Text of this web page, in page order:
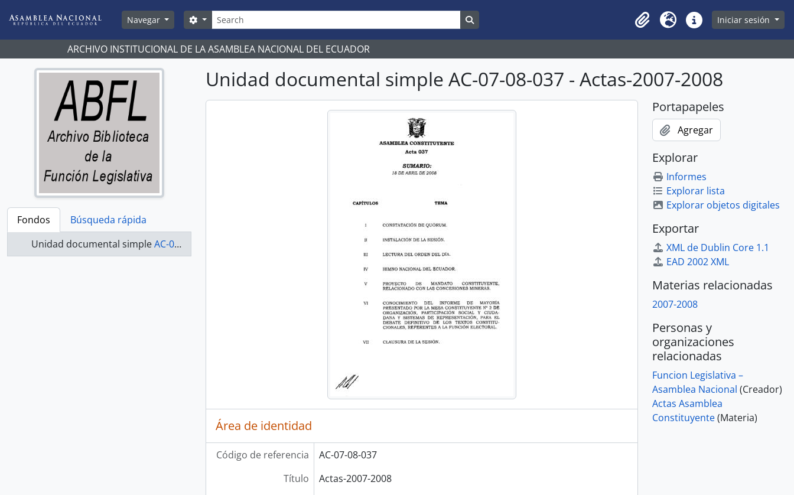
Navegar
Búsqueda
Search options
Clipboard
Idioma Enlaces rápidos
Iniciar sesión
ARCHIVO INSTITUCIONAL DE LA ASAMBLEA NACIONAL DEL ECUADOR
Fondos
Búsqueda rápida
Unidad documental simpleAC-07-08-037 - Actas-2007-2008
Unidad documental simple AC-07-08-037 - Actas-2007-2008
Área de identidad
Código de referencia
AC-07-08-037
Título
Actas-2007-2008
Portapapeles
Agregar
Explorar
Informes
Explorar lista
Explorar objetos digitales
Exportar
XML de Dublin Core 1.1
EAD 2002 XML
Materias relacionadas
2007-2008
Personas y
organizaciones
relacionadas
Funcion Legislativa –
Asamblea Nacional (Creador)
Actas Asamblea
Constituyente(Materia)